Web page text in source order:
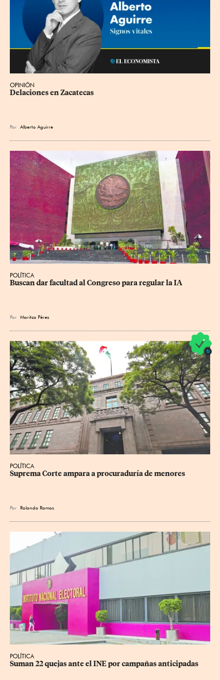
OPINIÓN
Delaciones en Zacatecas
Por Alberto Aguirre
POLÍTICA
Buscan dar facultad al Congreso para regular la IA
Por Maritza Pérez
POLÍTICA
Suprema Corte ampara a procuraduría de menores
Por Rolando Ramos
POLÍTICA
Suman 22 quejas ante el INE por campañas anticipadas